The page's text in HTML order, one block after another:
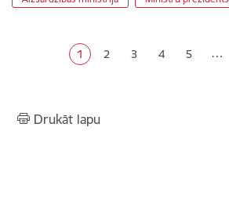
Pašreizējā lapa
1 Lapa
2 Lapa
3 Lapa
4 Lapa
5 …
Drukāt lapu